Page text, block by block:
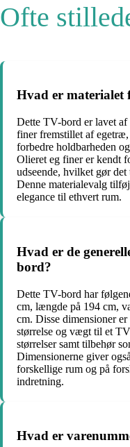
Ofte
Hvad er materialet
Dette TV-bord er lavet
finer fremstillet af
forbedre holdbarheden
Olieret eg finer er kendt
udseende, hvilket gør
Denne materialevalg
elegance til ethvert rum.
Hvad er de
bord?
Dette TV-bord har
cm, længde på 194 cm,
cm. Disse dimensioner
størrelse og vægt til et
størrelser samt tilbehør
Dimensionerne giver
forskellige rum og på
indretning.
Hvad er